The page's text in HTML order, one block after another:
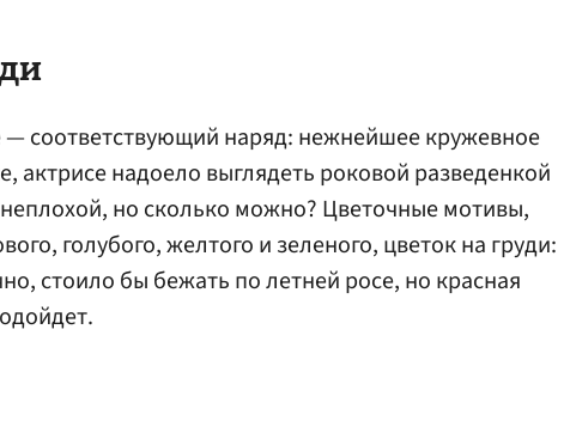
— соответствующий наряд: нежнейшее кружевное
актрисе надоело выглядеть роковой разведенкой
но сколько можно? Цветочные мотивы,
голубого, желтого и зеленого, цветок на груди:
стоило бы бежать по летней росе, но красная